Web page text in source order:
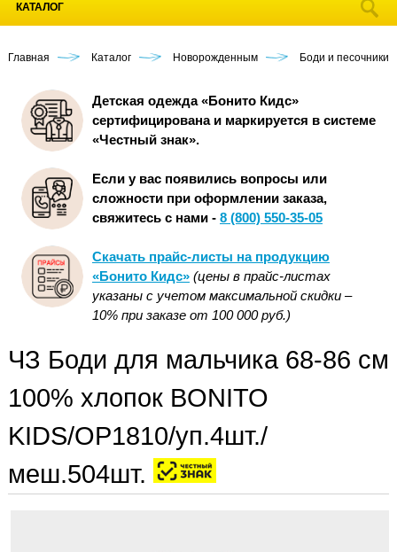
КАТАЛОГ
Главная Каталог Новорожденным Боди и
Детская одежда «Бонито Кидс»
сертифицирована и маркируется в системе
«Честный знак».
Если у вас появились вопросы или
сложности при оформлении заказа,
свяжитесь с нами - 8 (800) 550-35-05
Скачать прайс-листы на продукцию
«Бонито Кидс» (цены в прайс-листах
указаны с учетом максимальной скидки –
10% при заказе от 100 000 руб.)
ЧЗ Боди для мальчика 68-86 см
100% хлопок BONITO
KIDS/OP1810/уп.4шт./
меш.504шт.